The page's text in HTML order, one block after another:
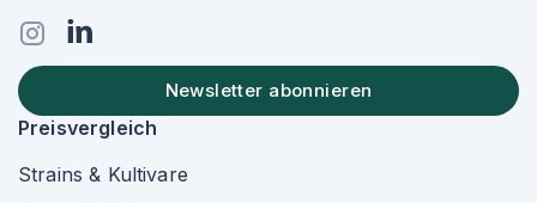
Newsletter abonnieren
Preisvergleich
Strains & Kultivare